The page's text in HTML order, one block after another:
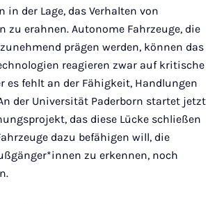
in der Lage, das Verhalten von
zu erahnen. Autonome Fahrzeuge, die
prägen werden, können das
reagieren zwar auf kritische
es fehlt an der Fähigkeit, Handlungen
der Universität Paderborn startet jetzt
das diese Lücke schließen
dazu befähigen will, die
zu erkennen, noch